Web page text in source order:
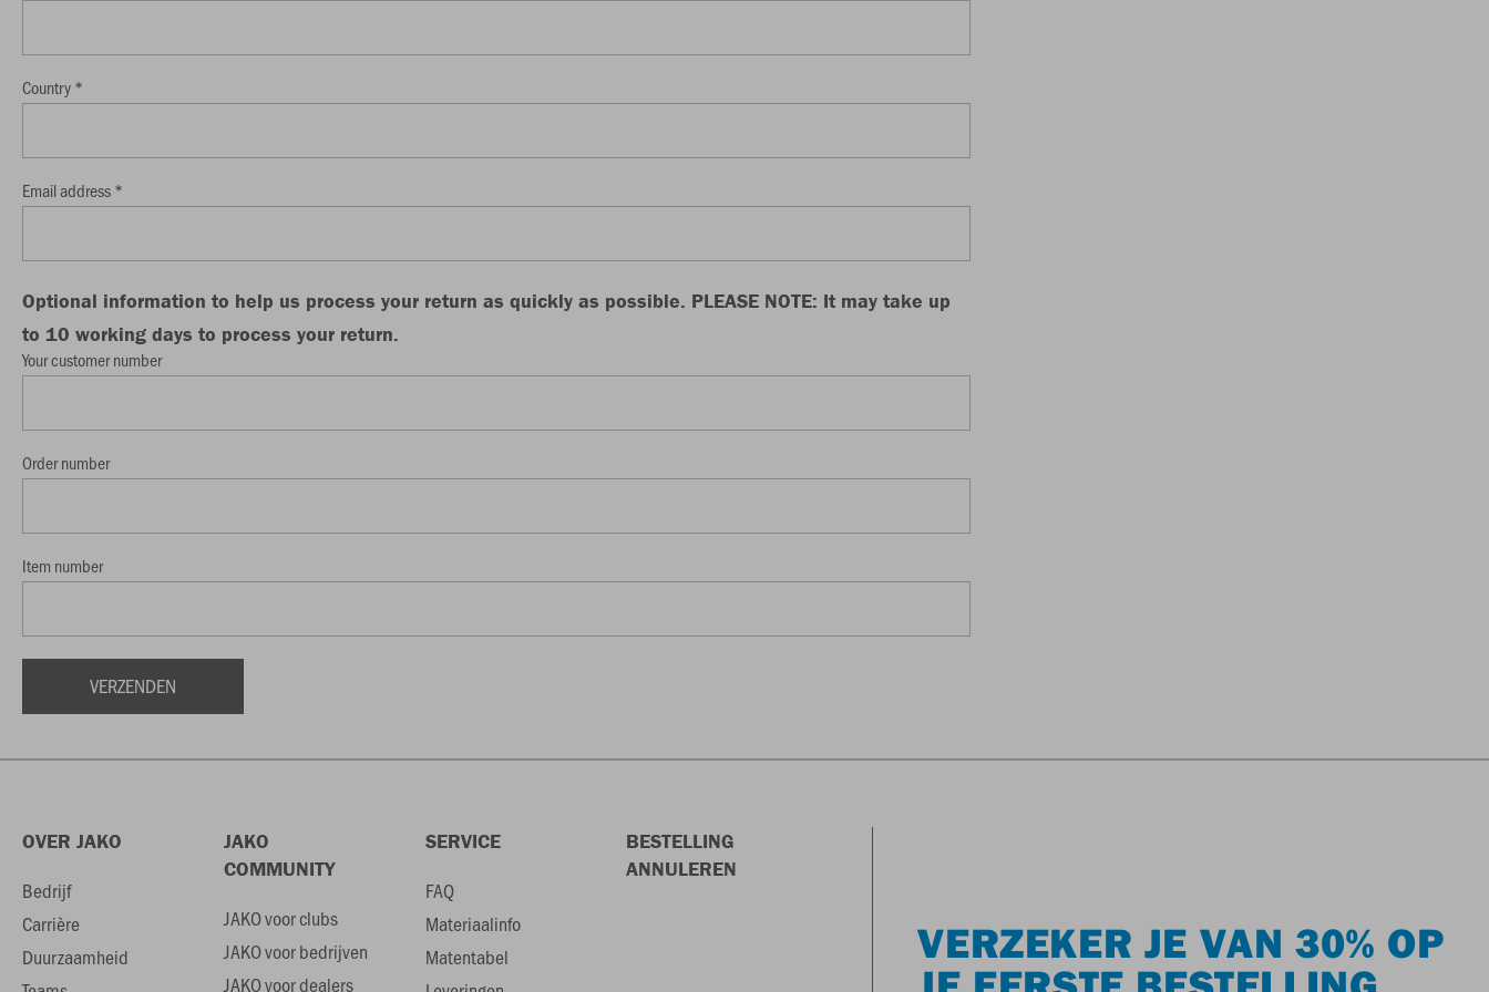
Country *
Email address *
Optional information to help us process your return as quickly as possible. PLEASE NOTE: It may take up
to 10 working days to process your return.
Your customer number
Order number
Item number
OVER JAKO
Bedrijf
Carrière
Duurzaamheid
JAKO
COMMUNITY
JAKO voor clubs
JAKO voor bedrijven
JAKO voor dealers
SERVICE
FAQ
Materiaalinfo
Matentabel
BESTELLING
ANNULEREN
VERZEKER JE VAN 30% OP